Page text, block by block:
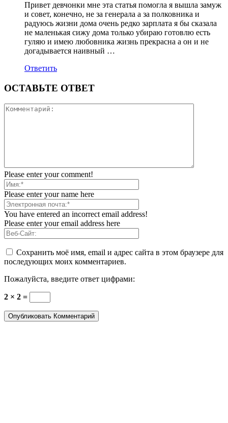
Привет девчонки мне эта статья помогла я вышла замуж
и совет, конечно, не за генерала а за полковника и
радуюсь жизни дома очень редко зарплата я бы сказала
не маленькая сижу дома только убираю готовлю есть
гуляю и имею любовника жизнь прекрасна а он и не
догадывается наивный …
Ответить
ОСТАВЬТЕ ОТВЕТ
Please enter your comment!
Please enter your name here
You have entered an incorrect email address!
Please enter your email address here
Сохранить моё имя, email и адрес сайта в этом браузере для
последующих моих комментариев.
Пожалуйста, введите ответ цифрами:
2 × 2 =